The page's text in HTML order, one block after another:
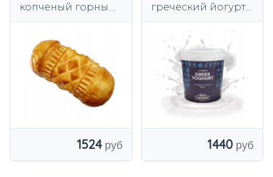
копченый горный
1524
греческий йогурт
1440